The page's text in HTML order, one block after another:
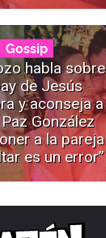
Gossip
habla sobre
de Jesús
y aconseja a
González
a la pareja
es un error”